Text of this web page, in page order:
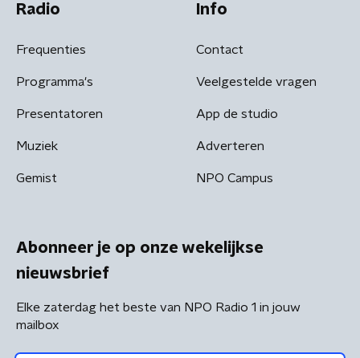
Radio
Frequenties
Programma's
Presentatoren
Muziek
Gemist
Info
Contact
Veelgestelde vragen
App de studio
Adverteren
NPO Campus
Abonneer je op onze wekelijkse
nieuwsbrief
Elke zaterdag het beste van NPO Radio 1 in jouw
mailbox